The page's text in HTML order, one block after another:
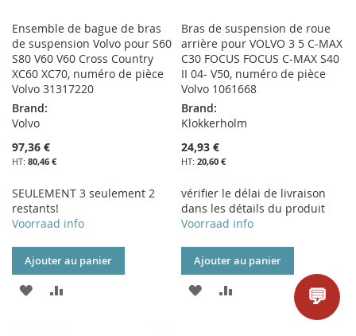
Ensemble de bague de bras
de suspension Volvo pour S60
S80 V60 V60 Cross Country
XC60 XC70, numéro de pièce
Volvo 31317220
Brand:
Volvo
97,36 €
80,46 €
SEULEMENT 3 seulement 2
restants!
Voorraad info
Ajouter au panier
AJOUTER
Bras de suspension de roue
arrière pour VOLVO 3 5 C-MAX
C30 FOCUS FOCUS C-MAX S40
II 04- V50, numéro de pièce
Volvo 1061668
Brand:
Klokkerholm
24,93 €
20,60 €
vérifier le délai de livraison
dans les détails du produit
Voorraad info
Ajouter au panier
AJOUTER
💬